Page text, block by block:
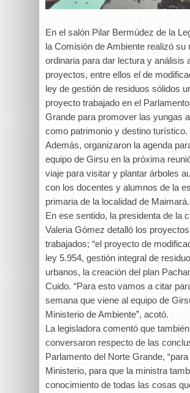
En el salón Pilar Bermúdez de la
la Comisión de Ambiente realizó su
ordinaria para dar lectura y análisis
proyectos, entre ellos el de
ley de gestión de residuos sólidos
proyecto trabajado en el
Grande para promover las yungas
como patrimonio y destino turístico.
Además, organizaron la agenda
equipo de Girsu en la próxima
viaje para visitar y plantar árboles
con los docentes y alumnos de la
primaria de la localidad de Maimará.
En ese sentido, la presidenta de la
Valeria Gómez detalló los proyectos
trabajados; “el proyecto de
ley 5.954, gestión integral de
urbanos, la creación del plan
Cuido. “Para esto vamos a citar
semana que viene al equipo de
Ministerio de Ambiente”, acotó.
La legisladora comentó que también
conversaron respecto de las
Parlamento del Norte Grande,
Ministerio, para que la ministra
conocimiento de todas las cosas